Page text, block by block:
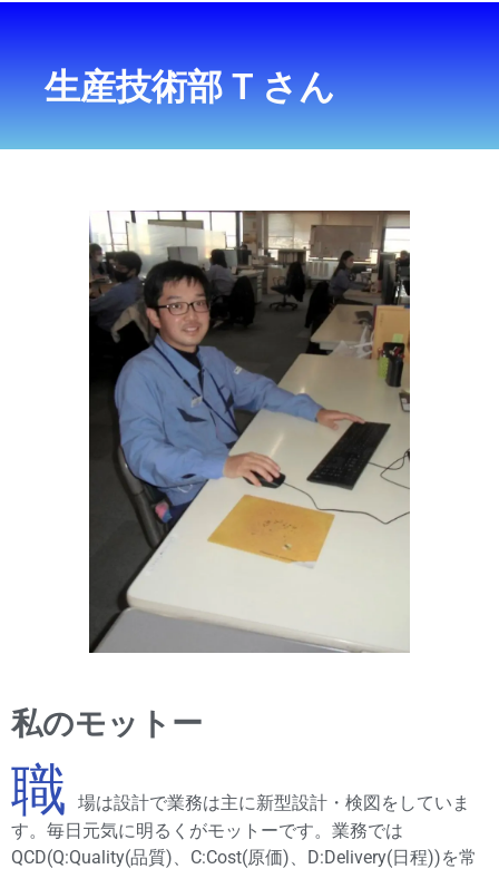
生産技術部 T さん
私のモットー
職
場は設計で業務は主に新型設計・検図をしていま
す。毎日元気に明るくがモットーです。業務では
QCD(Q:Quality(品質)、C:Cost(原価)、D:Delivery(日程))を常